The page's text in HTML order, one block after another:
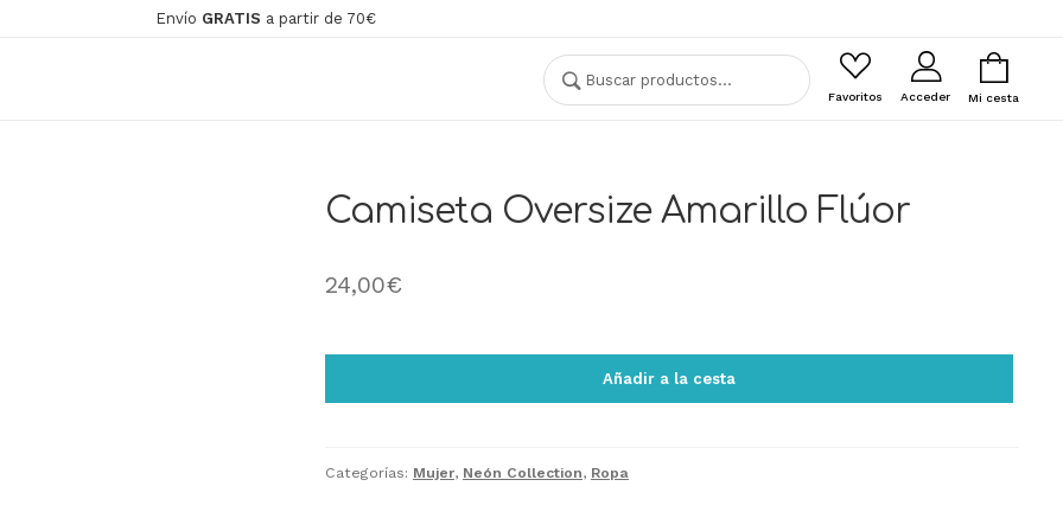
Envío GRATIS a partir de 70€
Buscar
por:
Buscar
Favoritos Acceder Mi cesta
Camiseta Oversize Amarillo Flúor
24,00€
Añadir a la cesta
Categorías: Mujer, Neón Collection, Ropa